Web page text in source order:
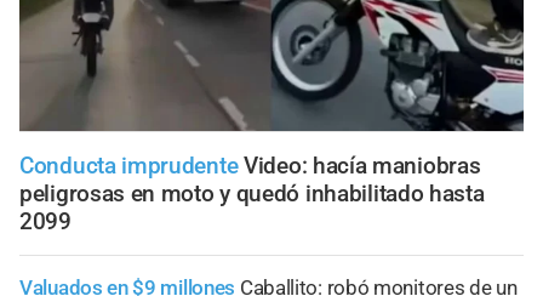
Conducta imprudenteVideo: hacía maniobras
peligrosas en moto y quedó inhabilitado hasta
2099
Valuados en $9 millones Caballito: robó monitores de un